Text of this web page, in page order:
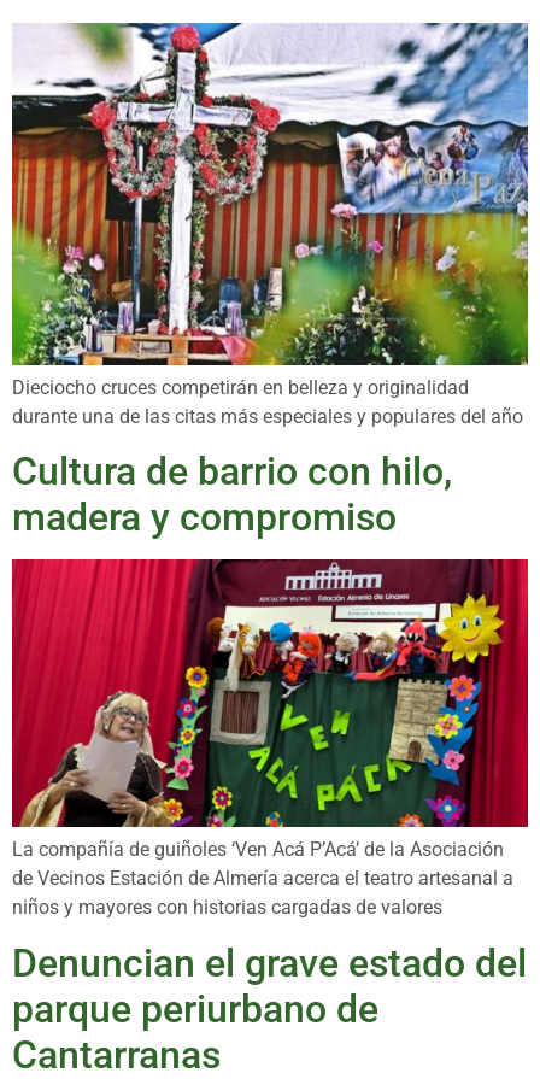
Dieciocho cruces competirán en belleza y originalidad
durante una de las citas más especiales y populares del año
Cultura de barrio con hilo,
madera y compromiso
La compañía de guiñoles ‘Ven Acá P’Acá’ de la Asociación
de Vecinos Estación de Almería acerca el teatro artesanal a
niños y mayores con historias cargadas de valores
Denuncian el grave estado del
parque periurbano de
Cantarranas